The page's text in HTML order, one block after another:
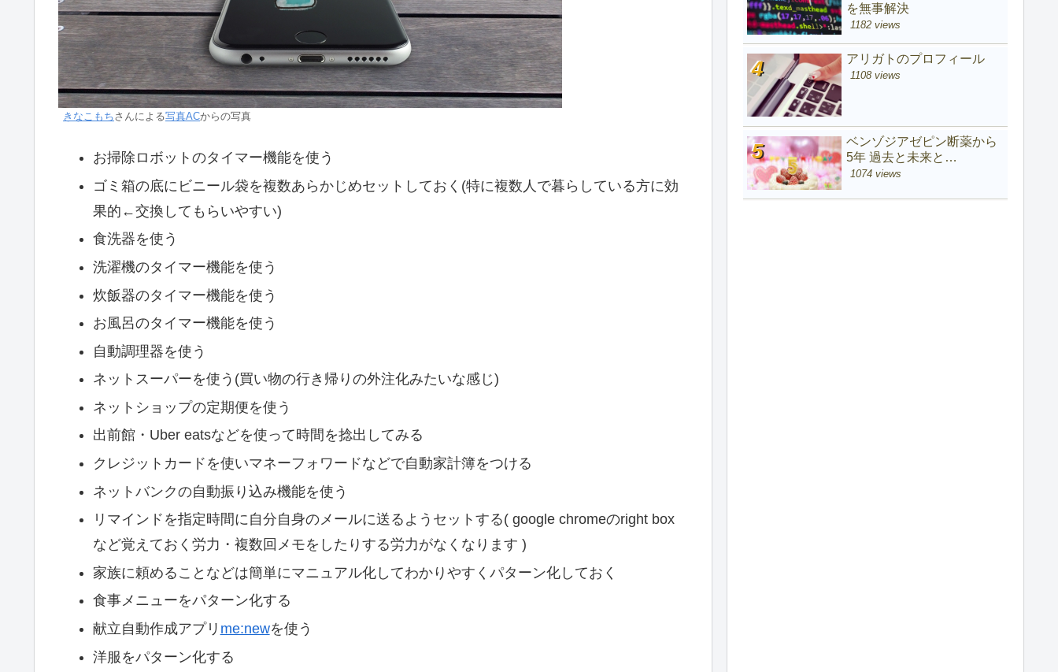
きなこもちさんによる写真ACからの写真
お掃除ロボットのタイマー機能を使う
ゴミ箱の底にビニール袋を複数あらかじめセットしておく(特に複数人で暮らしている方に効
果的←交換してもらいやすい)
食洗器を使う
洗濯機のタイマー機能を使う
炊飯器のタイマー機能を使う
お風呂のタイマー機能を使う
自動調理器を使う
ネットスーパーを使う(買い物の行き帰りの外注化みたいな感じ)
ネットショップの定期便を使う
出前館・Uber eatsなどを使って時間を捻出してみる
クレジットカードを使いマネーフォワードなどで自動家計簿をつける
ネットバンクの自動振り込み機能を使う
リマインドを指定時間に自分自身のメールに送るようセットする( google chromeのright box
など覚えておく労力・複数回メモをしたりする労力がなくなります )
家族に頼めることなどは簡単にマニュアル化してわかりやすくパターン化しておく
食事メニューをパターン化する
献立自動作成アプリ me:newを使う
洋服をパターン化する
を無事解決
1182 views
アリガトのプロフィール
1108 views
ベンゾジアゼピン断薬から
5年 過去と未来と…
1074 views